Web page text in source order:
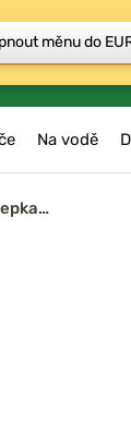
Na vodě
měnu do